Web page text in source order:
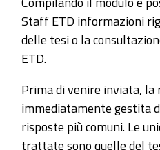
Staff ETD informazioni
delle tesi o la
ETD.
Prima di venire inviata,
immediatamente gestita
risposte più comuni. Le
trattate sono quelle del